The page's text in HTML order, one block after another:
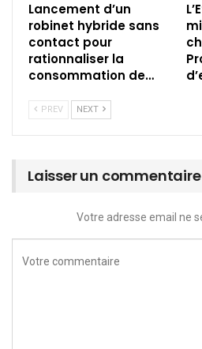
Lancement d’un
robinet hybride sans
contact pour
rationnaliser la
consommation de…
PREV NEXT
Laisser un commentaire
Votre adresse email ne